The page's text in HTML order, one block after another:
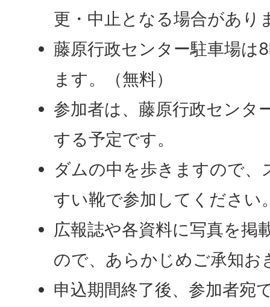
更・中止となる場合があり
藤原行政センター駐車場は
ます。（無料）
参加者は、藤原行政センタ
する予定です。
ダムの中を歩きますので
すい靴で参加してください
広報誌や各資料に写真を掲
ので、あらかじめご承知お
申込期間終了後、参加者宛